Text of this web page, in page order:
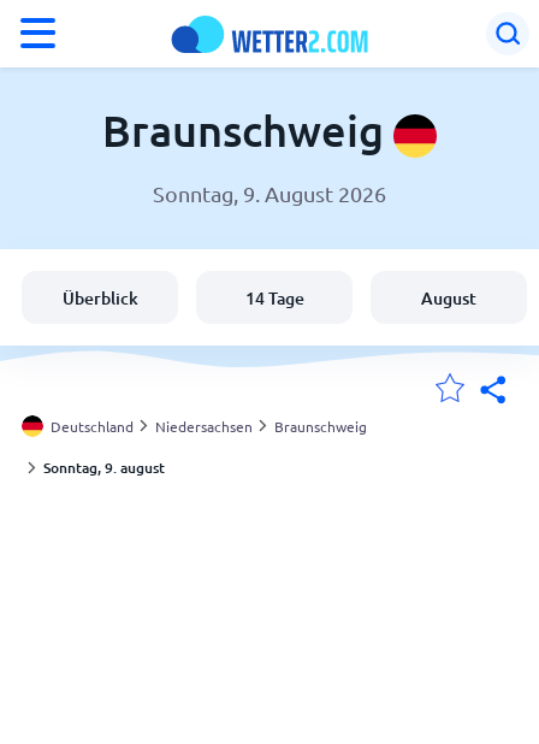
Wetter in Braunschweig
Schweiz
Österreich
Braunschweig
Sonntag, 9. August 2026
Überblick 14 Tage August
Deutschland Niedersachsen Braunschweig
Sonntag, 9. august